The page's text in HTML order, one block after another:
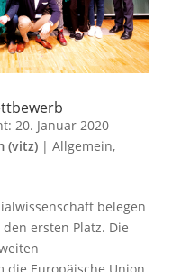
20. Januar 2020
(vitz)| Allgemein,
belegen
ersten Platz. Die